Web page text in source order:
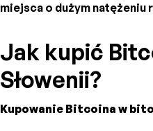
miejsca o dużym natężeniu
Jak kupić
Słowenii?
Kupowanie Bitcoina w